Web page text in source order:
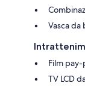
Vasca
Film
TV LCD